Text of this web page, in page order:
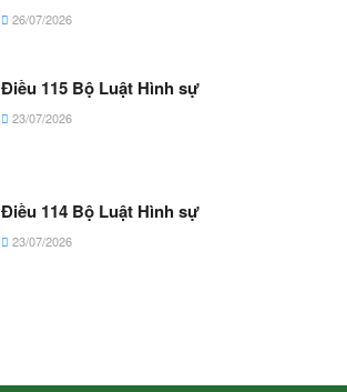
26/07/2026
Điều 115 Bộ Luật Hình sự
23/07/2026
Điều 114 Bộ Luật Hình sự
23/07/2026